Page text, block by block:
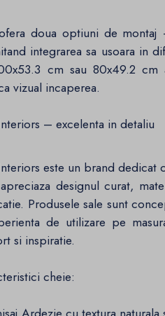
doua optiuni de
integrarea sa usoara in
cm sau 80x49.2 cm
vizual incaperea.
– excelenta in detaliu
este un brand dedicat
designul curat,
Produsele sale sunt
de utilizare pe
si inspiratie.
cheie: